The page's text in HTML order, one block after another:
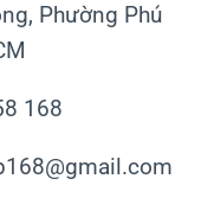
Phường Phú
168